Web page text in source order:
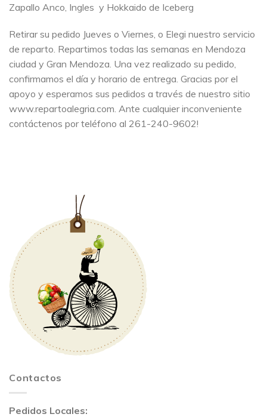
Zapallo Anco, Ingles y Hokkaido de Iceberg
Retirar su pedido Jueves o Viernes, o Elegi nuestro servicio
de reparto. Repartimos todas las semanas en Mendoza
ciudad y Gran Mendoza. Una vez realizado su pedido,
confirmamos el día y horario de entrega. Gracias por el
apoyo y esperamos sus pedidos a través de nuestro sitio
www.repartoalegria.com. Ante cualquier inconveniente
contáctenos por teléfono al 261-240-9602!
Contactos
Pedidos Locales: